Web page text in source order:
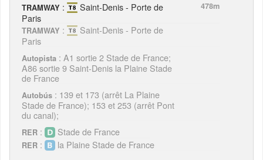
TRAMWAY :
Saint-Denis - Porte de
Paris
478m
TRAMWAY :
Saint-Denis - Porte de
Paris
Autopista : A1 sortie 2 Stade de France;
A86 sortie 9 Saint-Denis la Plaine Stade
de France
Autobús : 139 et 173 (arrêt La Plaine
Stade de France); 153 et 253 (arrêt Pont
du canal);
RER : Stade de France
RER : la Plaine Stade de France